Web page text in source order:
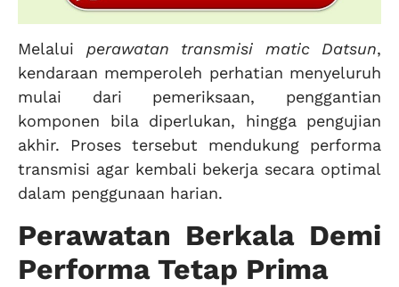
Melalui perawatan transmisi matic Datsun,
kendaraan memperoleh perhatian menyeluruh
mulai dari pemeriksaan, penggantian
komponen bila diperlukan, hingga pengujian
akhir. Proses tersebut mendukung performa
transmisi agar kembali bekerja secara optimal
dalam penggunaan harian.
Perawatan Berkala Demi
Performa Tetap Prima